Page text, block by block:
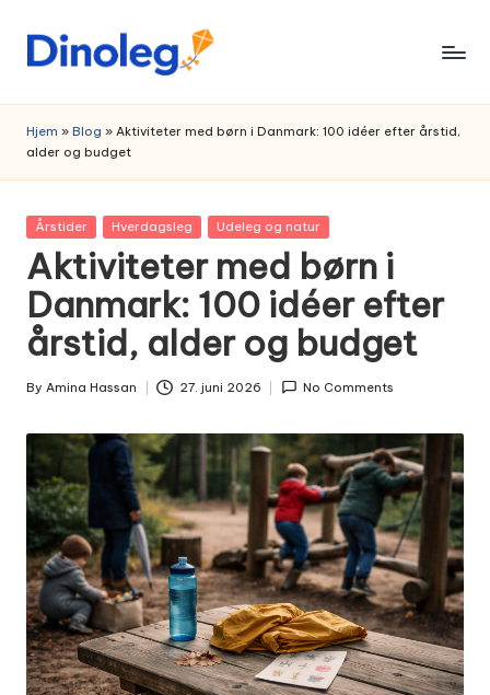
content
Hjem » Blog » Aktiviteter med børn i Danmark: 100 idéer efter årstid,
alder og budget
Posted
Årstider Hverdagsleg Udeleg og natur
Aktiviteter med børn i
Danmark: 100 idéer efter
årstid, alder og budget
Posted
By Amina Hassan 27. juni 2026 No Comments